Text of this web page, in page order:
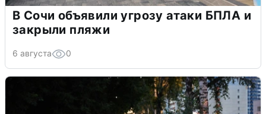
В Сочи объявили угрозу атаки БПЛА и
закрыли пляжи
6 августа 0